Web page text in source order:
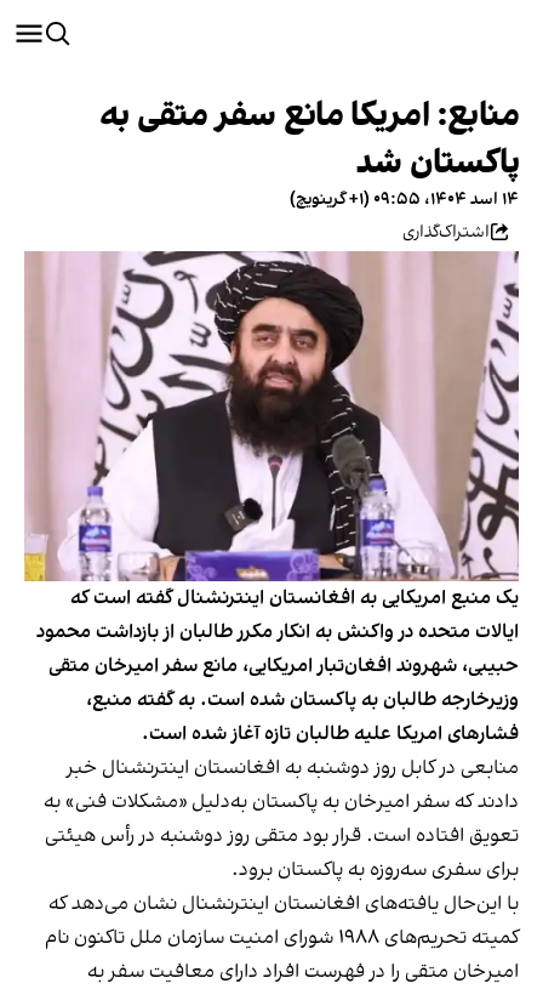
منابع: امریکا مانع سفر متقی به
پاکستان شد
۱۴ اسد ۱۴۰۴، ۰۹:۵۵ (‎+۱ گرینویچ)
اشتراک‌گذاری
یک منبع امریکایی به افغانستان اینترنشنال گفته‌ است که
ایالات متحده در واکنش به انکار مکرر طالبان از بازداشت محمود
حبیبی، شهروند افغان‌تبار امریکایی، مانع سفر امیرخان متقی
وزیرخارجه طالبان به پاکستان شده است. به گفته‌ منبع،
فشارهای امریکا علیه طالبان تازه آغاز شده است.
منابعی در کابل روز دوشنبه به افغانستان اینترنشنال خبر
دادند که سفر امیرخان به پاکستان به‌دلیل «مشکلات فنی» به
تعویق افتاده است. قرار بود متقی روز دوشنبه در رأس هیئتی
برای سفری سه‌روزه به پاکستان برود.
با این‌حال یافته‌های افغانستان اینترنشنال نشان می‌دهد که
کمیته تحریم‌های ۱۹۸۸ شورای امنیت سازمان ملل تاکنون نام
امیرخان متقی را در فهرست افراد دارای معافیت سفر به